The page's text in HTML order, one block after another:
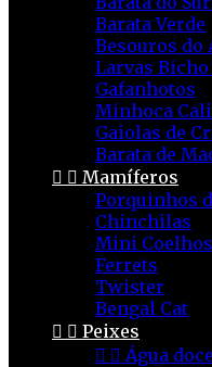
Barata Verde
Besouros do
Larvas Bicho
Gafanhotos
Minhoca
Gaiolas de
Barata de
  Mamíferos
Porquinhos
Chinchilas
Mini Coelhos
Ferrets
Twister
Bengal Cat
  Peixes
  Água doce